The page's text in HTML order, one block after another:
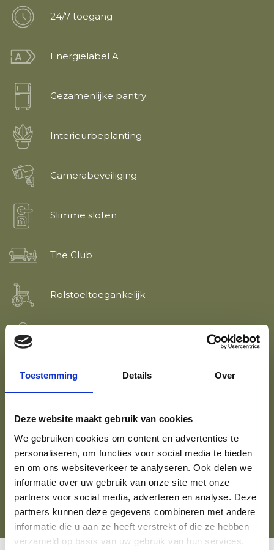
Toestemming Details Over
Deze website maakt gebruik van cookies
We gebruiken cookies om content en advertenties te
personaliseren, om functies voor social media te bieden
en om ons websiteverkeer te analyseren. Ook delen we
informatie over uw gebruik van onze site met onze
partners voor social media, adverteren en analyse. Deze
partners kunnen deze gegevens combineren met andere
informatie die u aan ze heeft verstrekt of die ze hebben
verzameld op basis van uw gebruik van hun services.
24/7 toegang
Energielabel A
Gezamenlijke pantry
Interieurbeplanting
Camerabeveiliging
Slimme sloten
The Club
Rolstoeltoegankelijk
Meubilair
Klimaatcontrole
Fietsenstalling
Leenfiets